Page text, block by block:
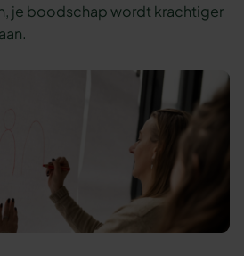
je boodschap wordt krachtiger